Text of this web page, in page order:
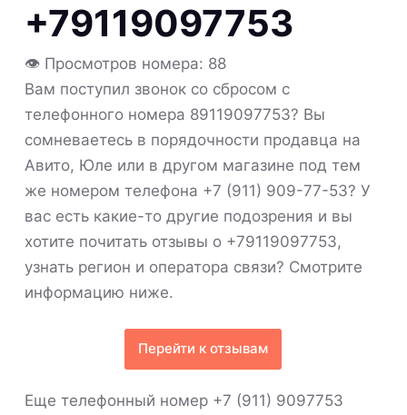
n
+79119097753
👁 Просмотров номера: 88
Вам поступил звонок со сбросом с
телефонного номера 89119097753? Вы
сомневаетесь в порядочности продавца на
Авито, Юле или в другом магазине под тем
же номером телефона +7 (911) 909-77-53? У
вас есть какие-то другие подозрения и вы
хотите почитать отзывы о +79119097753,
узнать регион и оператора связи? Смотрите
информацию ниже.
Перейти к отзывам
Еще телефонный номер +7 (911) 9097753